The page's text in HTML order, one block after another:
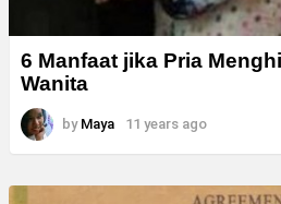
6 Manfaat jika Pria
Wanita
by Maya 11 years ago